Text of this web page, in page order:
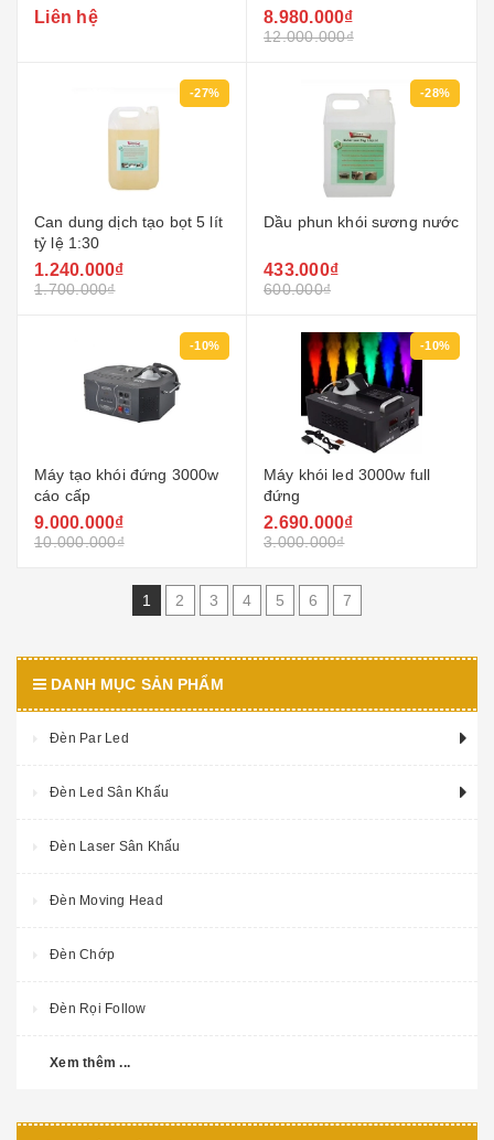
Liên hệ 8.980.000₫
12.000.000₫
-27%
Can dung dịch tạo bọt 5 lít
tỷ lệ 1:30
1.240.000₫
1.700.000₫
-28%
Dầu phun khói sương nước
433.000₫
600.000₫
-10%
Máy tạo khói đứng 3000w
cáo cấp
9.000.000₫
10.000.000₫
-10%
Máy khói led 3000w full
đứng
2.690.000₫
3.000.000₫
1 2 3 4 5 6 7
DANH MỤC SẢN PHẨM
Đèn Par Led
Đèn Led Sân Khấu
Đèn Laser Sân Khấu
Đèn Moving Head
Đèn Chớp
Đèn Rọi Follow
Xem thêm ...